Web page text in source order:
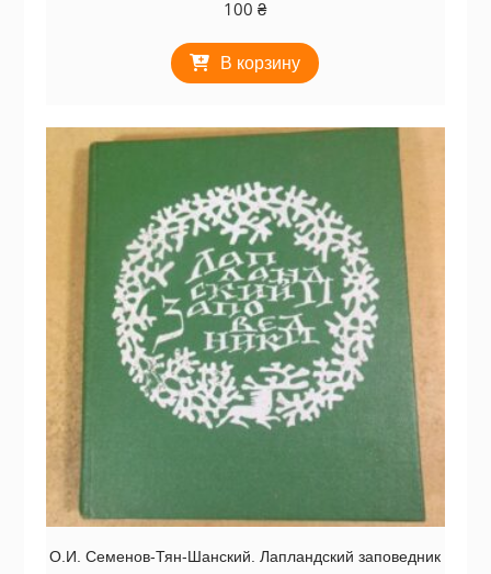
100₴
В корзину
О.И. Семенов-Тян-Шанский. Лапландский заповедник